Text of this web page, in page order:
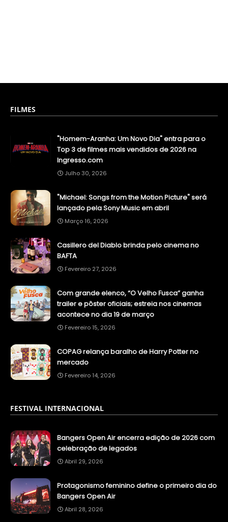
FILMES
"Homem-Aranha: Um Novo Dia" entra para o
Top 3 de filmes mais vendidos de 2026 na
Ingresso.com
Julho 30, 2026
"Michael: Songs from the Motion Picture" será
lançado pela Sony Music em abril
Março 16, 2026
Casillero del Diablo brinda pelo cinema no
BAFTA
Fevereiro 27, 2026
Com grande elenco, “O Velho Fusca” ganha
trailer e pôster oficiais; estreia nos cinemas
acontece no dia 19 de março
Fevereiro 15, 2026
COPAG relança baralho de Harry Potter no
mercado
Fevereiro 14, 2026
FESTIVAL INTERNACIONAL
Bangers Open Air encerra edição de 2026 com
celebração de legados
Abril 29, 2026
Protagonismo feminino define o primeiro dia do
Bangers Open Air
Abril 28, 2026